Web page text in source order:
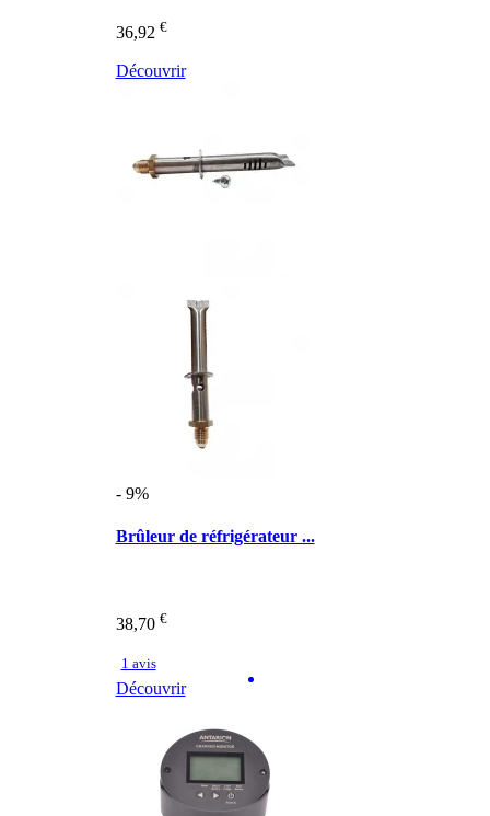
36,92 €
Découvrir
- 9%
Brûleur de réfrigérateur ...
38,70 €
1 avis
Découvrir